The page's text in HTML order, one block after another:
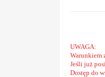
UWAGA:
Warunkiem
Jeśli już
Dostęp do